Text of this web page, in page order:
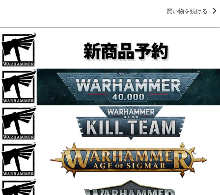
買い物を続ける